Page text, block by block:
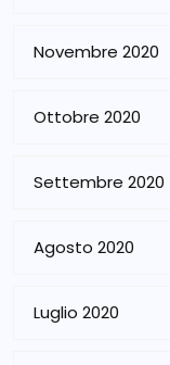
Novembre 2020
Ottobre 2020
Settembre 2020
Agosto 2020
Luglio 2020